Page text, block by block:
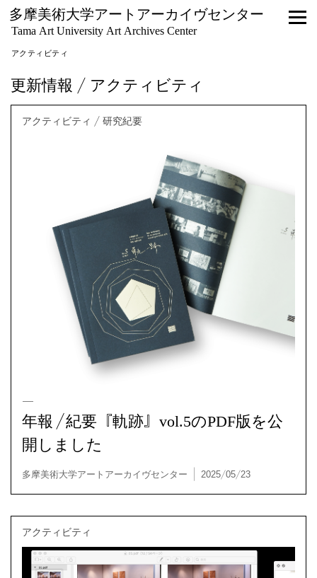
多摩美術大学アートアーカイヴセンター
Tama Art University Art Archives Center
アクティビティ
更新情報 / アクティビティ
年報／紀要『軌跡』vol.5のPDF版を公
開しました